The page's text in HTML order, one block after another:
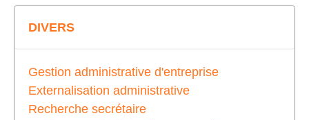
DIVERS
Gestion administrative d'entreprise
Externalisation administrative
Recherche secrétaire